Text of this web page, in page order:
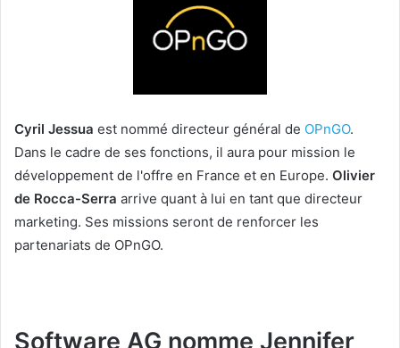
Cyril Jessua est nommé directeur général de OPnGO.
Dans le cadre de ses fonctions, il aura pour mission le
développement de l'offre en France et en Europe. Olivier
de Rocca-Serra arrive quant à lui en tant que directeur
marketing. Ses missions seront de renforcer les
partenariats de OPnGO.
Software AG nomme Jennifer